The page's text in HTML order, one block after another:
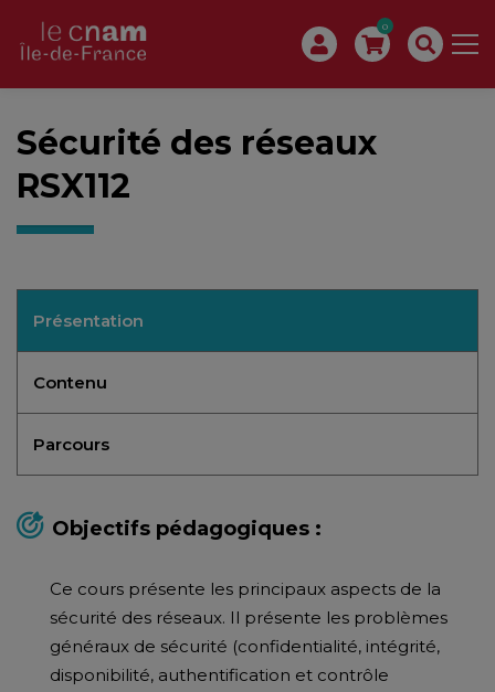
0
Sécurité des réseaux
RSX112
Présentation
Contenu
Parcours
Objectifs pédagogiques :
Ce cours présente les principaux aspects de la
sécurité des réseaux. Il présente les problèmes
généraux de sécurité (confidentialité, intégrité,
disponibilité, authentification et contrôle